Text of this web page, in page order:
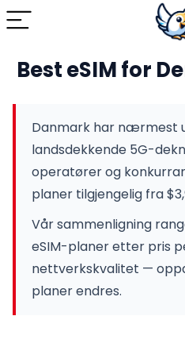
Best eSIM for
Danmark har nærmest
landsdekkende 5G-
operatører og
planer tilgjengelig fra
Vår sammenligning
eSIM-planer etter pris
nettverkskvalitet —
planer endres.